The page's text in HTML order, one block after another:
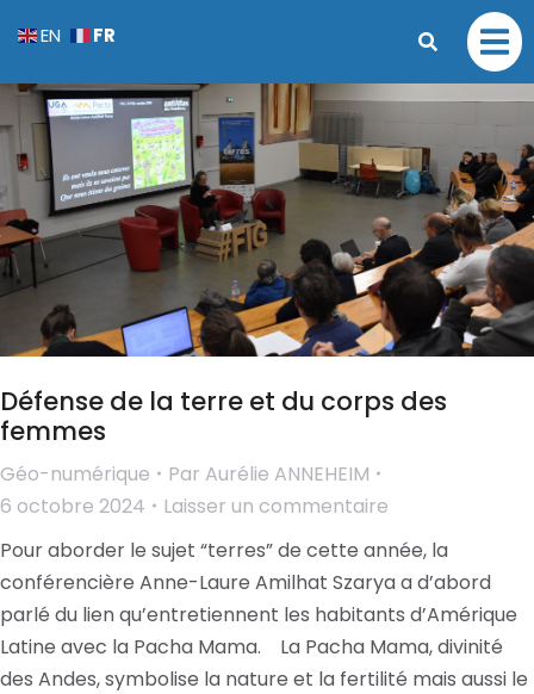
Défense de la terre et du corps des
femmes
Géo-numérique Par Aurélie ANNEHEIM
6 octobre 2024
Laisser un commentaire
Pour aborder le sujet “terres” de cette année, la
conférencière Anne-Laure Amilhat Szarya a d’abord
parlé du lien qu’entretiennent les habitants d’Amérique
Latine avec la Pacha Mama. La Pacha Mama, divinité
des Andes, symbolise la nature et la fertilité mais aussi le
EN FR